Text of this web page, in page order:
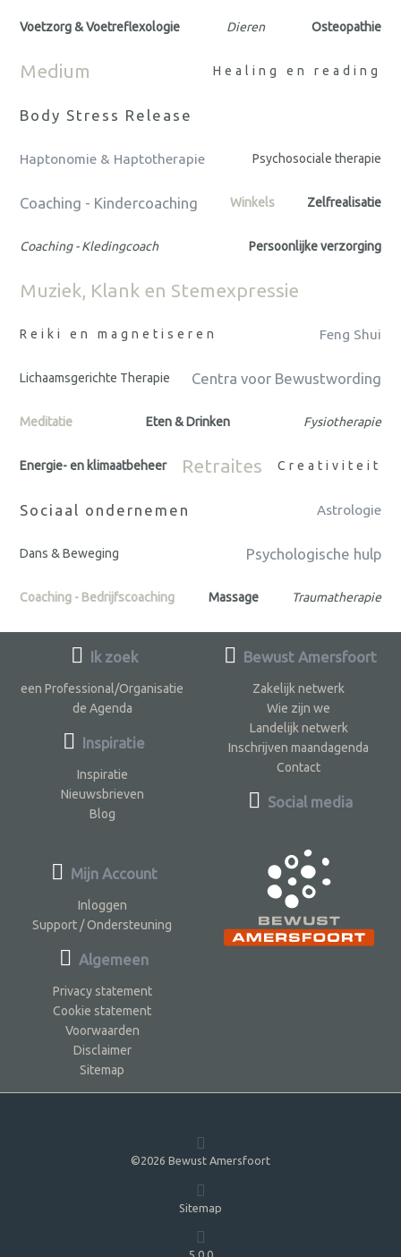
Voetzorg & Voetreflexologie Dieren Osteopathie
Medium Healing en reading
Body Stress Release
Haptonomie & Haptotherapie Psychosociale therapie
Coaching - Kindercoaching Winkels Zelfrealisatie
Coaching - Kledingcoach Persoonlijke verzorging
Muziek, Klank en Stemexpressie
Reiki en magnetiseren Feng Shui
Lichaamsgerichte Therapie Centra voor Bewustwording
Meditatie Eten & Drinken Fysiotherapie
Energie- en klimaatbeheer Retraites Creativiteit
Sociaal ondernemen Astrologie
Dans & Beweging Psychologische hulp
Coaching - Bedrijfscoaching Massage Traumatherapie
Ik zoek
een Professional/Organisatie
de Agenda
Inspiratie
Inspiratie
Nieuwsbrieven
Blog
Bewust Amersfoort
Zakelijk netwerk
Wie zijn we
Landelijk netwerk
Inschrijven maandagenda
Contact
Social media
Mijn Account
Inloggen
Support / Ondersteuning
Algemeen
Privacy statement
Cookie statement
Voorwaarden
Disclaimer
Sitemap
©2026 Bewust Amersfoort
Sitemap